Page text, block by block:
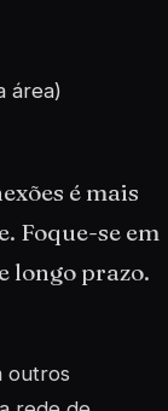
área)
é mais
Foque-se em
longo prazo.
outros